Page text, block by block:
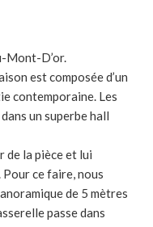
Mont-D’or.
est composée d’un
contemporaine. Les
un superbe hall
de la pièce et lui
ce faire, nous
de 5 mètres
passe dans